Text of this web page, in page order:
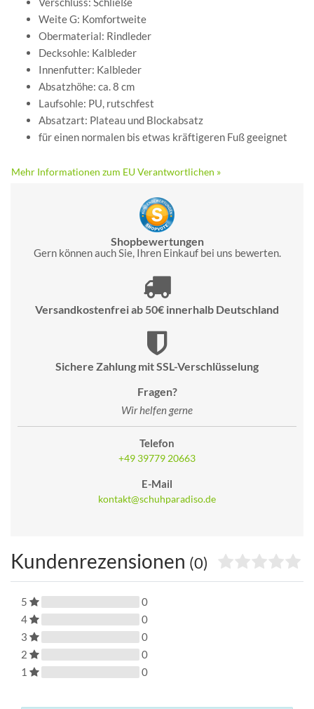
Weite G: Komfortweite
Obermaterial: Rindleder
Decksohle: Kalbleder
Innenfutter: Kalbleder
Absatzhöhe: ca. 8 cm
Laufsohle: PU, rutschfest
Absatzart: Plateau und Blockabsatz
für einen normalen bis etwas kräftigeren Fuß geeignet
Mehr Informationen zum EU Verantwortlichen »
Shopbewertungen
Gern können auch Sie, Ihren Einkauf bei uns bewerten.
Versandkostenfrei ab 50€ innerhalb Deutschland
Sichere Zahlung mit SSL-Verschlüsselung
Fragen?
Wir helfen gerne
Telefon
+49 39779 20663
E-Mail
kontakt@schuhparadiso.de
Kundenrezensionen (0)
5
0
4
0
3
0
2
0
1
0